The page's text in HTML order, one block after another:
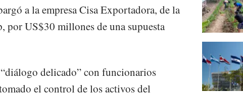
a la empresa Cisa Exportadora, de la
por US$30 millones de una supuesta
delicado” con funcionarios
el control de los activos del